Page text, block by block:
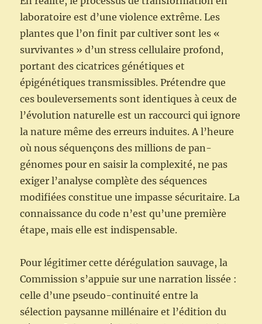
laboratoire est d’une violence extrême. Les
plantes que l’on finit par cultiver sont les «
survivantes » d’un stress cellulaire profond,
portant des cicatrices génétiques et
épigénétiques transmissibles. Prétendre que
ces bouleversements sont identiques à ceux de
l’évolution naturelle est un raccourci qui ignore
la nature même des erreurs induites. A l’heure
où nous séquençons des millions de pan-
génomes pour en saisir la complexité, ne pas
exiger l’analyse complète des séquences
modifiées constitue une impasse sécuritaire. La
connaissance du code n’est qu’une première
étape, mais elle est indispensable.
Pour légitimer cette dérégulation sauvage, la
Commission s’appuie sur une narration lissée :
celle d’une pseudo-continuité entre la
sélection paysanne millénaire et l’édition du